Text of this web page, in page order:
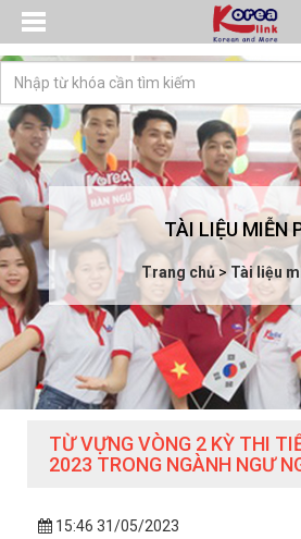
TÀI LIỆU MIỄN
Trang chủ>Tài liệu
TỪ VỰNG VÒNG 2 KỲ THI
2023 TRONG NGÀNH NGƯ
15:46 31/05/2023